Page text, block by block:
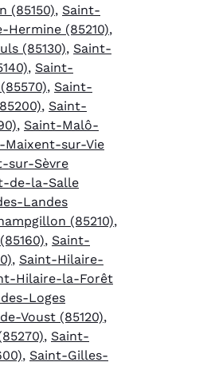
(85150), Saint-
(85210),
(85130), Saint-
, Saint-
, Saint-
, Saint-
, Saint-Malô-
Maixent-sur-Vie
sur-Sèvre
de-la-Salle
Landes
(85210),
, Saint-
, Saint-Hilaire-
Hilaire-la-Forêt
Loges
Voust (85120),
, Saint-
, Saint-Gilles-